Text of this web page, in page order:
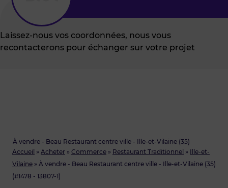
Accueil » Acheter » Commerce » Restaurant Traditionnel » Ille-et-
Vilaine » À vendre - Beau Restaurant centre ville - Ille-et-Vilaine (35)
(#1478 - 13807-1)
À vendre - Beau Restaurant centre ville - Ille-et-Vilaine (35)
Laissez-nous vos coordonnées, nous vous
recontacterons pour échanger sur votre projet